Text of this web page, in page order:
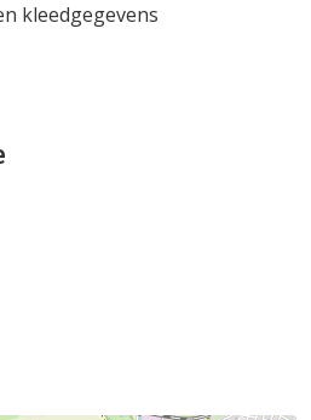
kleedgegevens